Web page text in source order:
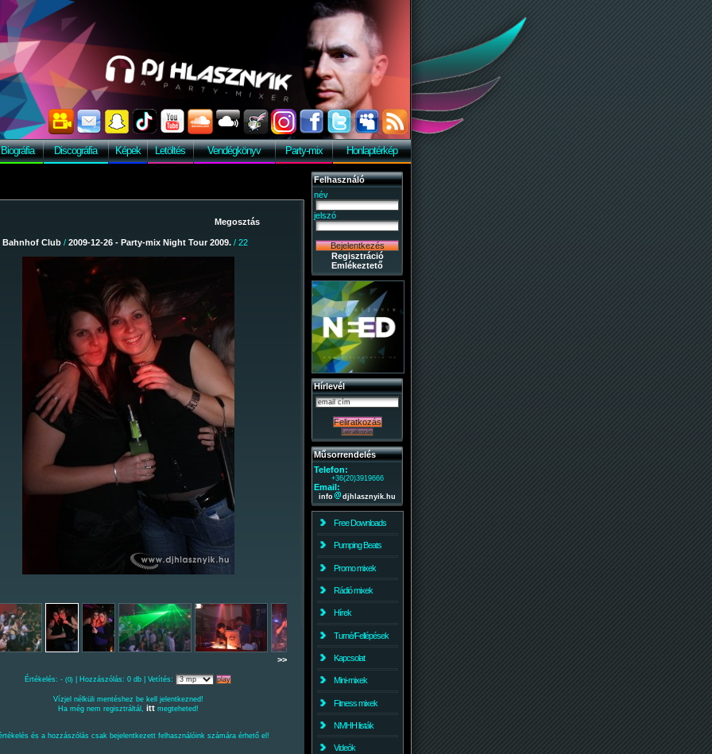
Biográfia Discográfia Képek Letöltés Vendégkönyv Party-mix Honlaptérkép
Bahnhof Club / 2009-12-26 - Party-mix Night Tour 2009. / 22
>>
Értékelés: - (0) | Hozzászólás: 0 db | Vetítés:
Vízjel nélküli mentéshez be kell jelentkezned!
Ha még nem regisztráltál, ittmegteheted!
és a hozzászólás csak bejelentkezett felhasználóink számára érhető el!
Felhasználó
név
jelszó
Regisztráció
Emlékeztető
Hírlevél
Műsorrendelés
Telefon:
+36(20)3919666
Email:
info djhlasznyik.hu
Free Downloads
Pumping Beats
Promo mixek
Rádió mixek
Hírek
Turné/Fellépések
Kapcsolat
Mini-mixek
Fitness mixek
NMHH listák
Videók